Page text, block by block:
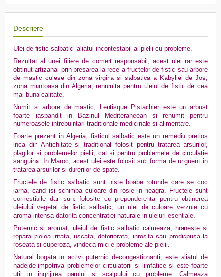
Descriere
Ulei de fistic salbatic, aliatul incontestabil al pielii cu probleme.
Rezultat al unei filiere de comert responsabil, acest ulei rar este
obtinut artizanal prin presarea la rece a fructelor de fistic sau arbore
de mastic culese din zona virgina si salbatica a Kabyliei de Jos,
zona muntoasa din Algeria, renumita pentru uleiul de fistic de cea
mai buna calitate.
Numit si arbore de mastic, Lentisque Pistachier este un arbust
foarte raspandit in Bazinul Mediteraneean si renumit pentru
numeroasele intrebuintari traditionale medicinale si alimentare.
Foarte prezent in Algeria, fisticul salbatic este un remediu pretios
inca din Antichitate si traditional folosit pentru tratarea arsurilor,
plagilor si problemelor pielii, cat si pentru problemele de circulatie
sanguina. In Maroc, acest ulei este folosit sub forma de unguent in
tratarea arsurilor si durerilor de spate.
Fructele de fistic salbatic sunt niste boabe rotunde care se coc
iarna, cand isi schimba culoare din rosie in neagra. Fructele sunt
comestibile dar sunt folosite cu preponderenta pentru obtinerea
uleiului vegetal de fistic salbatic, un ulei de culoare verzuie cu
aroma intensa datorita concentratiei naturale in uleiuri esentiale.
Puternic si aromat, uleiul de fistic salbatic calmeaza, hraneste si
repara pielea iritata, uscata, deteriorata, inrosita sau predispusa la
roseata si cuperoza, vindeca micile probleme ale pielii.
Natural bogata in activi puternic decongestionanti, este aliatul de
nadejde impotriva problemelor circulatorii si limfatice si este foarte
util in ingrijirea parului si scalpului cu probleme. Calmeaza